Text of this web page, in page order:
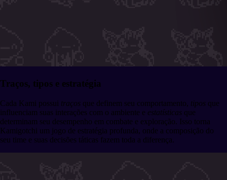
Traços, tipos e estratégia
Cada Kami possui traços que definem seu comportamento, tipos que
influenciam suas interações com o ambiente e estatísticas que
determinam seu desempenho em combate e exploração. Isso torna
Kamigotchi um jogo de estratégia profunda, onde a composição do
seu time e suas decisões táticas fazem toda a diferença.